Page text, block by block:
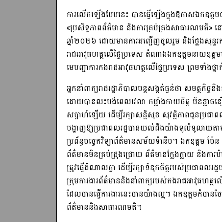
ការលើកឡើងបែបនេះ បានធ្វើឡើងក្នុងឱកាសឯកឧត្
«ប្រសិទ្ធភាពព័ត៌មាន និងការគ្រប់គ្រងសាធារណមតិ» ន
ឆ្នាំ២០២៦ ដោយមានការអញ្ជើញចូលរួម និងថ្លែងសុន្ទ
រាជអាវុធហត្ថលើផ្ទៃប្រទេស តំណាងឯកឧត្តមនាយឧ
មេបញ្ជាការកងរាជអាវុធហត្ថលើផ្ទៃប្រទេស ព្រមទាំង
អ្នកនាំពាក្យរាជរដ្ឋាភិបាលបន្តសង្កត់ធ្ងន់ថា សមត្ថកិ
ដោយបានលះបង់ពេលវេលា កម្លាំងកាយចិត្ត មិនខ្លា
សប្តាហ៍ឡើយ ដើម្បីរក្សាសន្តិសុខ សុវត្ថិភាពជូនប្រជា
បង្ហាញឱ្យប្រជាពលរដ្ឋបានយល់ដឹងយ៉ាងទូលំទូលាយតា
ប្រព័ន្ធបច្ចេកវិទ្យាព័ត៌មានសម័យទំនើប។ ឯកឧត្តម ប៉
ព័ត៌មានមិនគ្រប់ជ្រុងជ្រោយ ព័ត៌មានក្លែងក្លាយ និងការ
ត្រូវធ្វើដំណាលគ្នា ដើម្បីរក្សាទំនុកចិត្តរបស់ប្រជាពល
ក្រុមការងារព័ត៌មាននិងនាំពាក្យរបស់កងរាជអាវុធហ
ដែលបានធ្វើការងារនេះបានយ៉ាងល្អ។ ឯកឧត្តមក៏បា
ព័ត៌មាននិងសាធារណមតិ។